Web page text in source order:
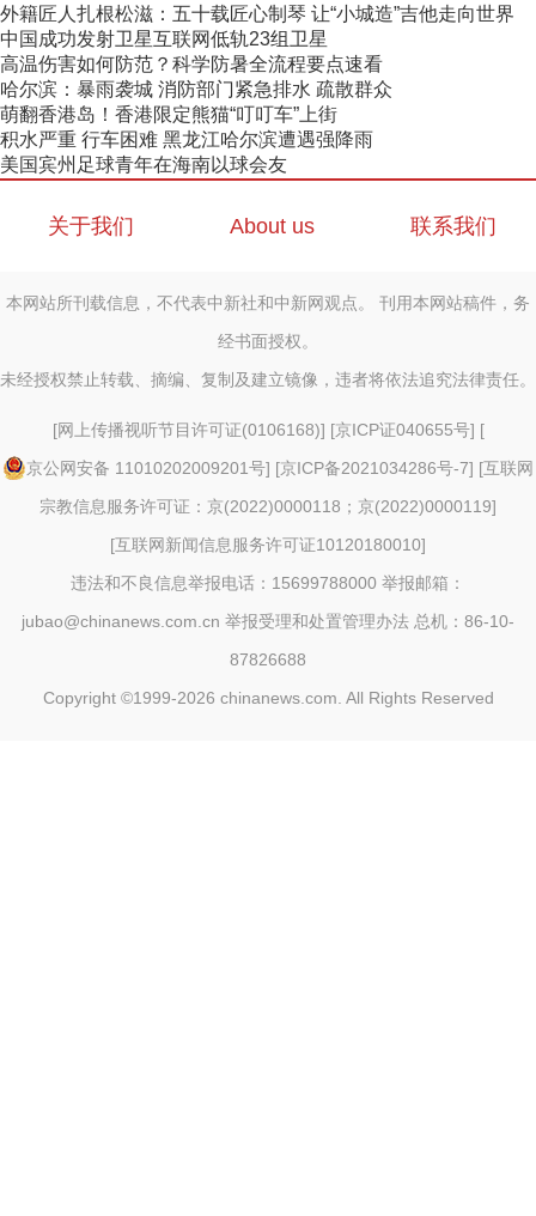
外籍匠人扎根松滋：五十载匠心制琴 让“小城造”吉他走向世界
中国成功发射卫星互联网低轨23组卫星
高温伤害如何防范？科学防暑全流程要点速看
哈尔滨：暴雨袭城 消防部门紧急排水 疏散群众
萌翻香港岛！香港限定熊猫“叮叮车”上街
积水严重 行车困难 黑龙江哈尔滨遭遇强降雨
美国宾州足球青年在海南以球会友
关于我们 About us 联系我们
本网站所刊载信息，不代表中新社和中新网观点。 刊用本网站稿件，务
经书面授权。
未经授权禁止转载、摘编、复制及建立镜像，违者将依法追究法律责任。
[网上传播视听节目许可证(0106168)] [京ICP证040655号] [
京公网安备 11010202009201号] [京ICP备2021034286号-7] [互联网
宗教信息服务许可证：京(2022)0000118；京(2022)0000119]
[互联网新闻信息服务许可证10120180010]
违法和不良信息举报电话：15699788000 举报邮箱：
jubao@chinanews.com.cn 举报受理和处置管理办法 总机：86-10-
87826688
Copyright ©1999-2026 chinanews.com. All Rights Reserved